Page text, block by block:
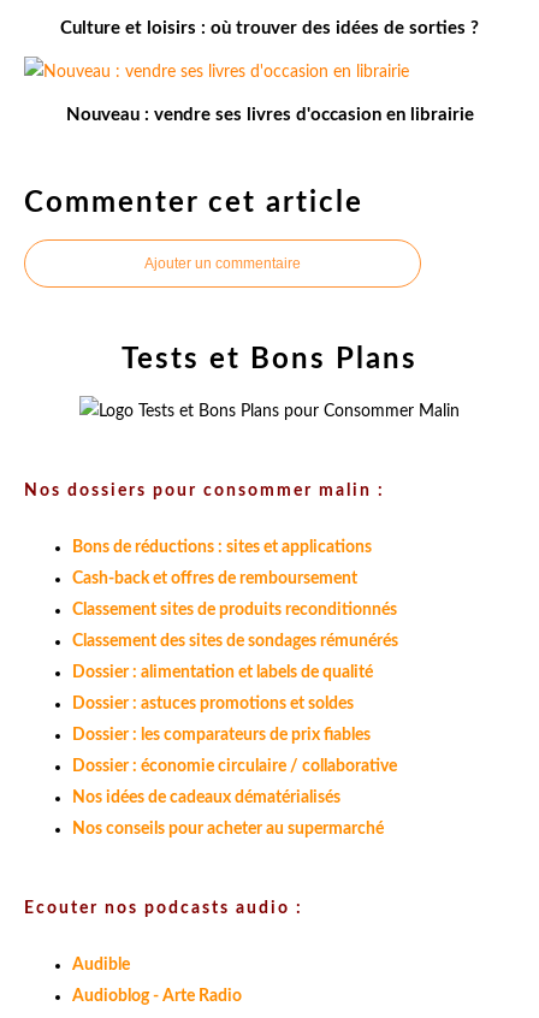
Culture et loisirs : où trouver des idées de sorties ?
Nouveau : vendre ses livres d'occasion en librairie
Commenter cet article
Ajouter un commentaire
Tests et Bons Plans
Nos dossiers pour consommer malin :
Bons de réductions : sites et applications
Cash-back et offres de remboursement
Classement sites de produits reconditionnés
Classement des sites de sondages rémunérés
Dossier : alimentation et labels de qualité
Dossier : astuces promotions et soldes
Dossier : les comparateurs de prix fiables
Dossier : économie circulaire / collaborative
Nos idées de cadeaux dématérialisés
Nos conseils pour acheter au supermarché
Ecouter nos podcasts audio :
Audible
Audioblog - Arte Radio